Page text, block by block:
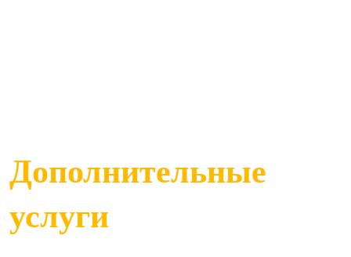
Дополнительные
услуги